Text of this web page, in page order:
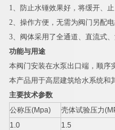
1、防止水锤效果好，将缓开、
2、操作方便，无需为阀门另配
3、阀体采用了全通道、直流式
功能与用途
本阀门安装在水泵出口端，顺序
本产品用于高层建筑给水系统和
主要技术参数
公称压(Mpa)
壳体试验压力
1.0
1.5